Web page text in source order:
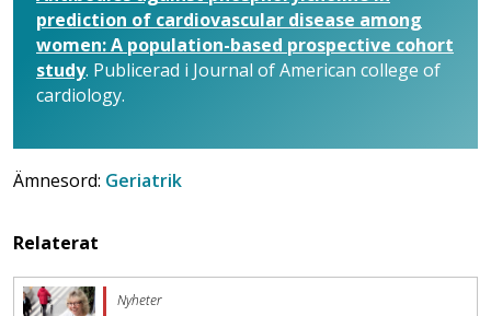
prediction of cardiovascular disease among
women: A population-based prospective cohort
study. Publicerad i Journal of American college of
cardiology.
Ämnesord: Geriatrik
Relaterat
Nyheter